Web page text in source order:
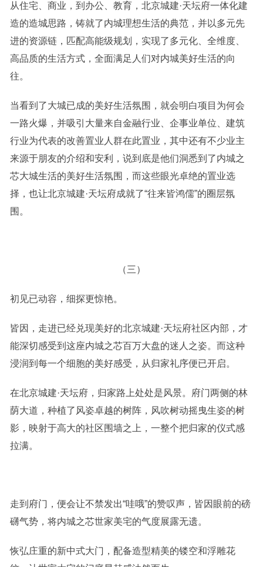
从住宅、商业，到办公、教育，北京城建·天坛府一体化建
造的造城思路，铸就了内城理想生活的典范，并以多元先
进的资源链，匹配高能级规划，实现了多元化、全维度、
高品质的生活方式，全面满足人们对内城美好生活的向
往。
当看到了大城已成的美好生活氛围，就会明白项目为何会
一路火爆，并吸引大量来自金融行业、企事业单位、建筑
行业为代表的改善置业人群在此置业，其中还有不少业主
来源于朋友的介绍和安利，说到底是他们洞悉到了内城之
芯大城生活的美好生活氛围，而这些眼光卓绝的置业选
择，也让北京城建·天坛府成就了“往来皆鸿儒”的圈层氛
围。
（三）
初见已动容，细探更惊艳。
皆因，走进已经兑现美好的北京城建·天坛府社区内部，才
能深切感受到这座内城之芯百万大盘的迷人之姿。而这种
浸润到每一个细胞的美好感受，从归家礼序便已开启。
在北京城建·天坛府，归家路上处处是风景。府门两侧的林
荫大道，种植了风姿卓越的树阵，风吹树动摇曳生姿的树
影，映射于高大的社区围墙之上，一整个把归家的仪式感
拉满。
走到府门，便会让不禁发出“哇哦”的赞叹声，皆因眼前的磅
礴气势，将内城之芯世家美宅的气度展露无遗。
恢弘庄重的新中式大门，配备造型精美的镂空和浮雕花